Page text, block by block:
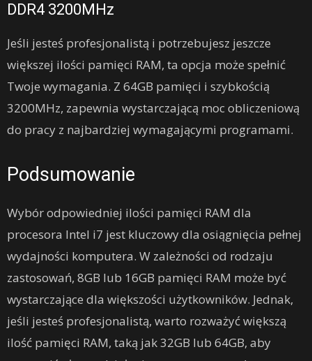
DDR4 3200MHz
Jeśli jesteś profesjonalistą i potrzebujesz jeszcze
większej ilości pamięci RAM, ta opcja może spełnić
Twoje wymagania. Z 64GB pamięci i szybkością
3200MHz, zapewnia wystarczającą moc obliczeniową
do pracy z najbardziej wymagającymi programami.
Podsumowanie
Wybór odpowiedniej ilości pamięci RAM dla
procesora Intel i7 jest kluczowy dla osiągnięcia pełnej
wydajności komputera. W zależności od rodzaju
zastosowań, 8GB lub 16GB pamięci RAM może być
wystarczające dla większości użytkowników. Jednak,
jeśli jesteś profesjonalistą, warto rozważyć większą
ilość pamięci RAM, taką jak 32GB lub 64GB, aby